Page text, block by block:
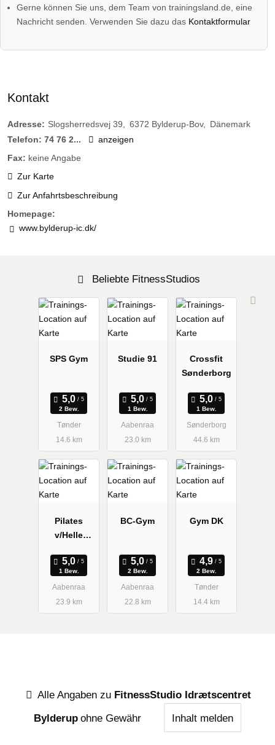
Gerne können Sie uns, dem Team von trainingsland.de, eine
Nachricht senden. Verwenden Sie dazu das Kontaktformular
Kontakt
Adresse: Slogsherredsvej 39 6372 Bylderup-Bov
Dänemark
Telefon: 74 76 2...
anzeigen
Fax: keine Angabe
Zur Karte
Zur Anfahrtsbeschreibung
Homepage:
www.bylderup-ic.dk/
Beliebte FitnessStudios
SPS Gym
2 Bew.
Tønder
14.6 km
Studie 91
1 Bew.
Aabenraa
23.0 km
Crossfit
Sønderborg
1 Bew.
Sønderborg
44.6 km
Pilates
v/Helle
1 Bew.
Aabenraa
23.9 km
BC-Gym
2 Bew.
Aabenraa
22.8 km
Gym DK
2 Bew.
Tønder
14.4 km
Alle Angaben zu FitnessStudio Idrætscentret
Bylderup ohne Gewähr Inhalt melden